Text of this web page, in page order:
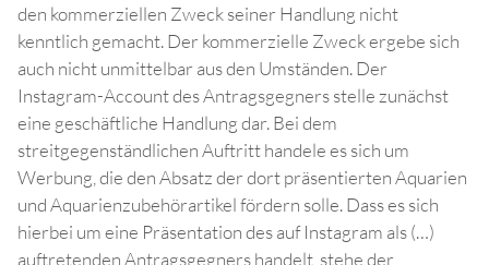
den kommerziellen Zweck seiner Handlung nicht
kenntlich gemacht. Der kommerzielle Zweck ergebe sich
auch nicht unmittelbar aus den Umständen. Der
Instagram-Account des Antragsgegners stelle zunächst
eine geschäftliche Handlung dar. Bei dem
streitgegenständlichen Auftritt handele es sich um
Werbung, die den Absatz der dort präsentierten Aquarien
und Aquarienzubehörartikel fördern solle. Dass es sich
hierbei um eine Präsentation des auf Instagram als (…)
auftretenden Antragsgegners handelt, stehe der